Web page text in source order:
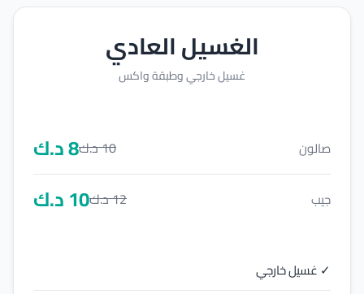
الغسيل العادي
غسيل خارجي وطبقة واكس
صالون 10د.ك8د.ك
جيب 12د.ك10د.ك
✓ غسيل خارجي